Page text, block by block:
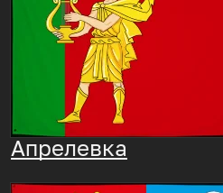
Апрелевка